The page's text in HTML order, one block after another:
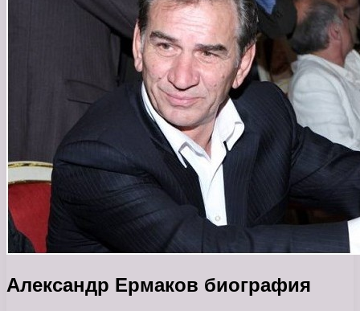
Александр Ермаков биография